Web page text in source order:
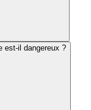
est-il dangereux ?